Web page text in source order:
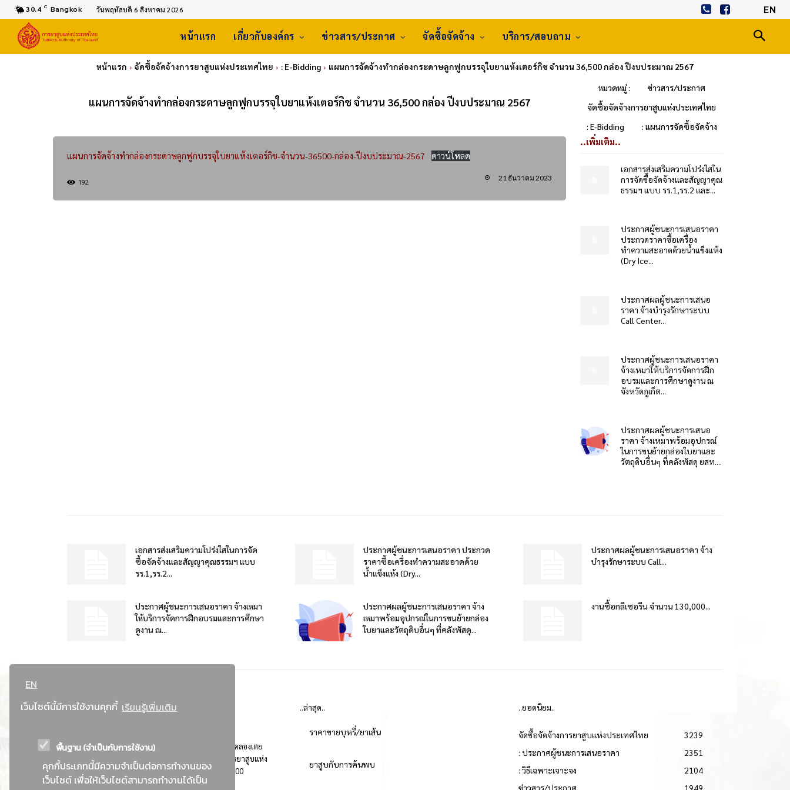
EN
เว็บไซต์นี้มีการใช้งานคุกกี้ เรียนรู้เพิ่มเติม
พื้นฐาน (จำเป็นกับการใช้งาน)
คุกกี้ประเภทนี้มีความจำเป็นต่อการทำงานของ
เว็บไซต์ เพื่อให้เว็บไซต์สามารถทำงานได้เป็น
30.4 C Bangkok วันพฤหัสบดี 6 สิงหาคม 2026 EN
หน้าแรก เกี่ยวกับองค์กร ข่าวสาร/ประกาศ จัดซื้อจัดจ้าง บริการ/สอบถาม
หน้าแรก จัดซื้อจัดจ้างการยาสูบแห่งประเทศไทย : E-Bidding แผนการจัดจ้างทำกล่องกระดาษลูกฟูกบรรจุใบยาแห้งเตอร์กิช จำนวน 36,500 กล่อง ปีงบประมาณ 2567
แผนการจัดจ้างทำกล่องกระดาษลูกฟูกบรรจุใบยาแห้งเตอร์กิช จำนวน 36,500 กล่อง ปีงบประมาณ 2567
หมวดหมู่ :
ข่าวสาร/ประกาศ
จัดซื้อจัดจ้างการยาสูบแห่งประเทศไทย
: E-Bidding
: แผนการจัดซื้อจัดจ้าง
แผนการจัดจ้างทำกล่องกระดาษลูกฟูกบรรจุใบยาแห้งเตอร์กิช-จำนวน-36500-กล่อง-ปีงบประมาณ-2567 ดาวน์โหลด
192 21 ธันวาคม 2023
..เพิ่มเติม..
เอกสารส่งเสริมความโปร่งใสใน
การจัดซื้อจัดจ้างและสัญญาคุณ
ธรรมฯ แบบ รร.1,รร.2 และ...
ประกาศผู้ชนะการเสนอราคา
ประกวดราคาซื้อเครื่อง
ทำความสะอาดด้วยน้ำแข็งแห้ง
(Dry Ice...
ประกาศผลผู้ชนะการเสนอ
ราคา จ้างบำรุงรักษาระบบ
Call Center...
ประกาศผู้ชนะการเสนอราคา
จ้างเหมาให้บริการจัดการฝึก
อบรมและการศึกษาดูงาน ณ
จังหวัดภูเก็ต...
ประกาศผลผู้ชนะการเสนอ
ราคา จ้างเหมาพร้อมอุปกรณ์
ในการขนย้ายกล่องใบยาและ
วัตถุดิบอื่นๆ ที่คลังพัสดุ ยสท....
เอกสารส่งเสริมความโปร่งใสในการจัด
ซื้อจัดจ้างและสัญญาคุณธรรมฯ แบบ
รร.1,รร.2...
ประกาศผู้ชนะการเสนอราคา ประกวด
ราคาซื้อเครื่องทำความสะอาดด้วย
น้ำแข็งแห้ง (Dry...
ประกาศผลผู้ชนะการเสนอราคา จ้าง
บำรุงรักษาระบบ Call...
ประกาศผู้ชนะการเสนอราคา จ้างเหมา
ให้บริการจัดการฝึกอบรมและการศึกษา
ดูงาน ณ...
ประกาศผลผู้ชนะการเสนอราคา จ้าง
เหมาพร้อมอุปกรณ์ในการขนย้ายกล่อง
ใบยาและวัตถุดิบอื่นๆ ที่คลังพัสดุ...
งานซื้อกลีเซอรีน จำนวน 130,000...
ที่อยู่ : 184 ถนนพระรามที่ 4 แขวงคลองเตย เขตคลองเตย
กรุงเทพมหานคร 10110 ติดต่อประชาสัมพันธ์ การยาสูบแห่ง
ประเทศไทย Call center โทร. 0-2229-1000
..ล่าสุด..
ราคาขายบุหรี่/ยาเส้น
ยาสูบกับการค้นพบ
..ยอดนิยม..
จัดซื้อจัดจ้างการยาสูบแห่งประเทศไทย
3239
: ประกาศผู้ชนะการเสนอราคา
2351
: วิธีเฉพาะเจาะจง
2104
ข่าวสาร/ประกาศ
1949